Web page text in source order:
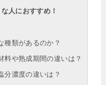
人におすすめ！
種類があるのか？
料や熟成期間の違いは？
分濃度の違いは？